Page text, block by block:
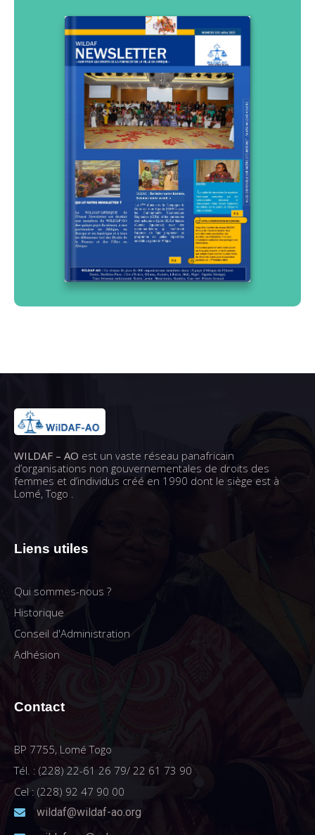
WILDAF – AO est un vaste réseau panafricain
d’organisations non gouvernementales de droits des
femmes et d’individus créé en 1990 dont le siège est à
Lomé, Togo .
Liens utiles
Qui sommes-nous ?
Historique
Conseil d'Administration
Adhésion
Contact
BP 7755, Lomé Togo
Tél. : (228) 22-61 26 79/ 22 61 73 90
Cel : (228) 92 47 90 00
wildaf@wildaf-ao.org